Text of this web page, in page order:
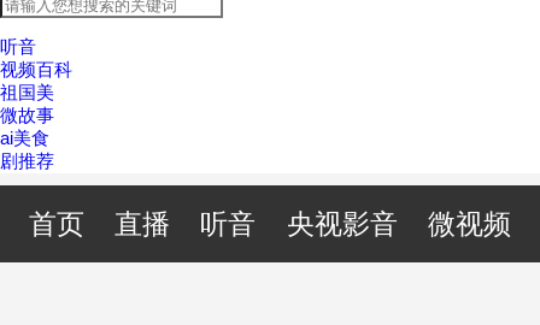
听音
视频百科
祖国美
微故事
ai美食
剧推荐
首页 直播 听音 央视影音 微视频